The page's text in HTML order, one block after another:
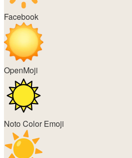
Facebook
OpenMoji
Noto Color Emoji